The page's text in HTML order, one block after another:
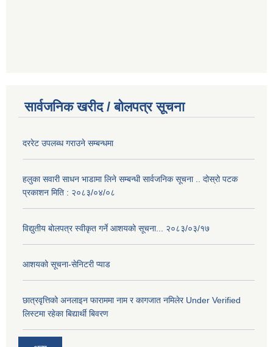
सार्वजनिक खरीद / बोलपत्र सूचना
दररेट उपलब्ध गराउने सम्बन्धमा
हलुका सवारी साधन भाडामा लिने सम्बन्धी सार्वजनिक सूचना .. दोस्रो पटक
प्रकाशन मिति : २०८३/०४/०८
विद्युतीय बोलपत्र स्वीकृत गर्ने आशयको सूचना... २०८३/०३/१७
आशयको सूचना-सेनिटरी प्याड
छात्रवृत्तिको अनलाइन फाराममा नाम र कागजात नमिलेर Under Verified
लिस्टमा रहेका बिद्यार्थी बिवरण